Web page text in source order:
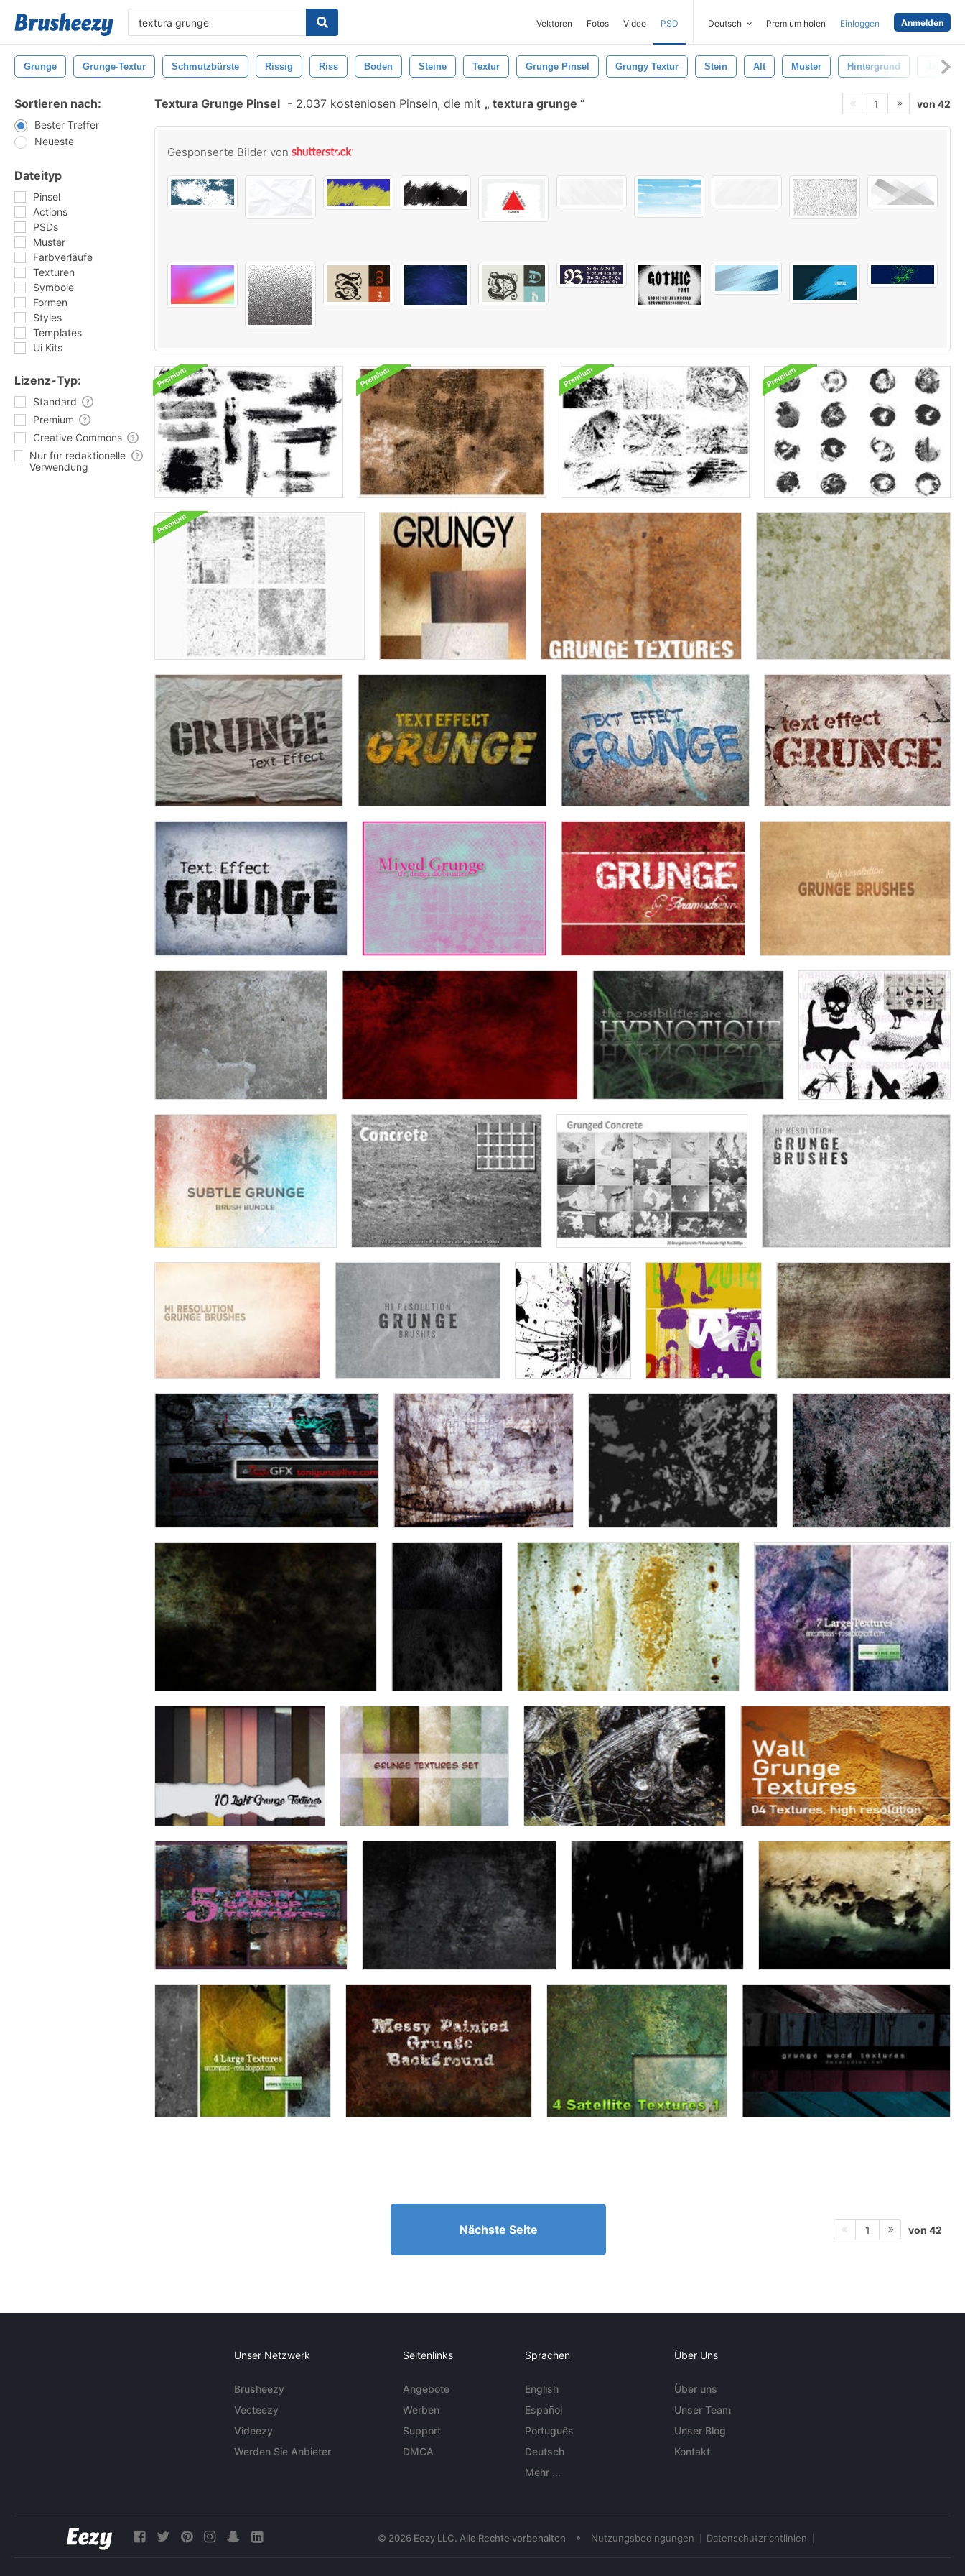
Vektoren Fotos Video PSD Deutsch Premium holen Einloggen Anmelden
Grunge Grunge-Textur Schmutzbürste Rissig Riss Boden Steine Textur Grunge Pinsel Grungy Textur Stein Alt Muster Hintergrund
Sortieren nach:
Bester Treffer
Neueste
Dateityp
Pinsel
Actions
PSDs
Muster
Farbverläufe
Texturen
Symbole
Formen
Styles
Templates
Ui Kits
Lizenz-Typ:
Standard
Premium
Creative Commons
Nur für redaktionelle
Verwendung
Textura Grunge Pinsel - 2.037 kostenlosen Pinseln, die mit textura grunge 1 von 42
Gesponserte Bilder von
Nächste Seite 1 von 42
Unser Netzwerk
Brusheezy
Vecteezy
Videezy
Werden Sie Anbieter
Seitenlinks
Angebote
Werben
Support
DMCA
Sprachen
English
Español
Português
Deutsch
Mehr ...
Über Uns
Über uns
Unser Team
Unser Blog
Kontakt
© 2026 Eezy LLC. Alle Rechte vorbehalten • Nutzungsbedingungen Datenschutzrichtlinien